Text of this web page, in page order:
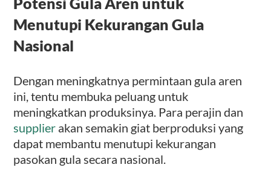
Menutupi Kekurangan Gula
Nasional
Dengan meningkatnya permintaan gula aren
ini, tentu membuka peluang untuk
meningkatkan produksinya. Para perajin dan
supplier akan semakin giat berproduksi yang
dapat membantu menutupi kekurangan
pasokan gula secara nasional.